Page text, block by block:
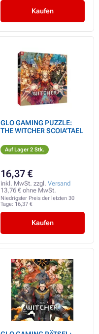
Kaufen
GLO GAMING PUZZLE:
THE WITCHER SCOIA'TAEL
Auf Lager 2 Stk.
16,37 €
inkl. MwSt. zzgl. Versand
13,76 € ohne MwSt.
Niedrigster Preis der letzten 30
Tage: 16,37 €
Kaufen